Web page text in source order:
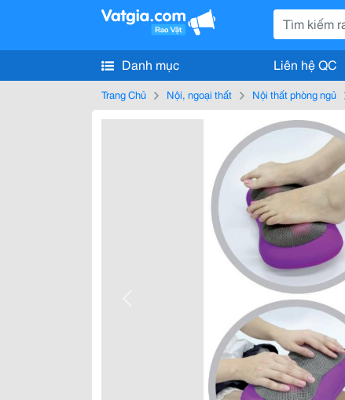
Danh mục Liên hệ QC
Trang Chủ Nội, ngoại thất Nội thất phòng ngủ